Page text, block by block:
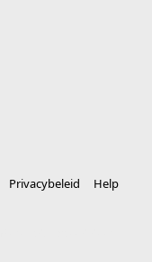
Privacybeleid
Help